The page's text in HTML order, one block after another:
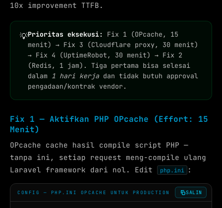
10x improvement TTFB.
💡Prioritas eksekusi:
Fix 1 (OPcache, 15
menit) → Fix 3 (Cloudflare proxy, 30 menit)
→ Fix 4 (UptimeRobot, 30 menit) → Fix 2
(Redis, 1 jam). Tiga pertama bisa selesai
dalam 1 hari kerja dan tidak butuh approval
pengadaan/kontrak vendor.
Fix 1 — Aktifkan PHP OPcache (Effort: 15
Menit)
OPcache cache hasil compile script PHP —
tanpa ini, setiap request meng-compile ulang
Laravel framework dari nol. Edit
php.ini :
CONFIG — PHP.INI OPCACHE UNTUK PRODUCTION SALIN